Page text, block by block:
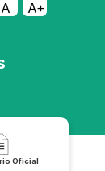
A A+
Oficial